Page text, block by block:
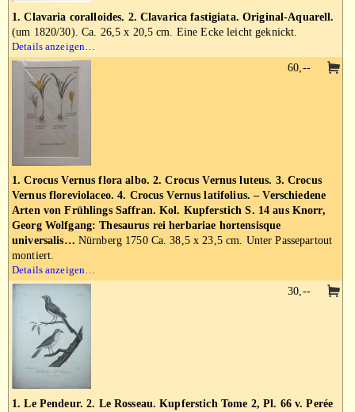
1. Clavaria coralloides. 2. Clavarica fastigiata. Original-Aquarell.
(um 1820/30). Ca. 26,5 x 20,5 cm. Eine Ecke leicht geknickt.
Details anzeigen…
1. Crocus Vernus flora albo. 2. Crocus Vernus luteus. 3. Crocus
Vernus floreviolaceo. 4. Crocus Vernus latifolius. – Verschiedene
Arten von Frühlings Saffran. Kol. Kupferstich S. 14 aus Knorr,
Georg Wolfgang: Thesaurus rei herbariae hortensisque
universalis… Nürnberg 1750 Ca. 38,5 x 23,5 cm. Unter Passepartout
montiert.
Details anzeigen…
60,--
1. Le Pendeur. 2. Le Rosseau. Kupferstich Tome 2, Pl. 66 v. Perée
30,--